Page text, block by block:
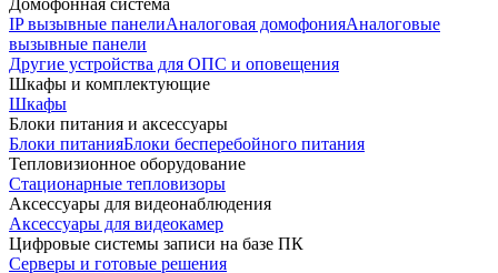
Домофонная система
IP вызывные панелиАналоговая домофонияАналоговые
вызывные панели
Другие устройства для ОПС и оповещения
Шкафы и комплектующие
Шкафы
Блоки питания и аксессуары
Блоки питанияБлоки бесперебойного питания
Тепловизионное оборудование
Стационарные тепловизоры
Аксессуары для видеонаблюдения
Аксессуары для видеокамер
Цифровые системы записи на базе ПК
Серверы и готовые решения